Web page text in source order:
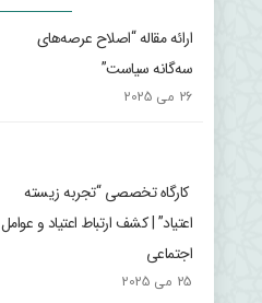
ارائه مقاله “اصلاح عرصه‌های
سه‌گانه سیاست”
26 می 2025
کارگاه تخصصی “تجربه زیسته
اعتیاد” | کشف ارتباط اعتیاد و عوامل
اجتماعی
25 می 2025